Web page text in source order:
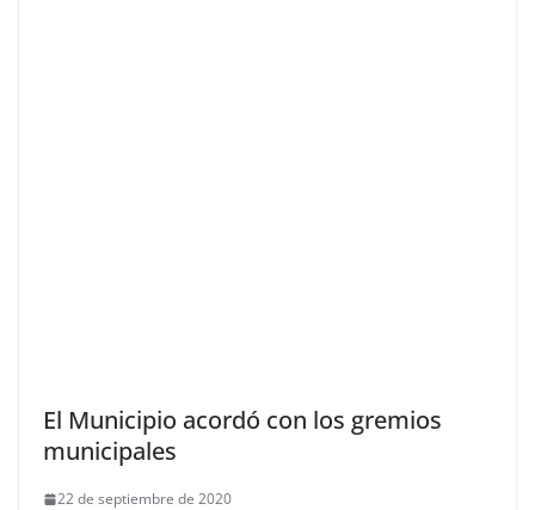
El Municipio acordó con los gremios
municipales
22 de septiembre de 2020